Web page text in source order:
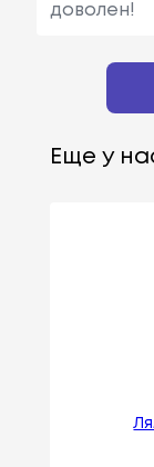
доволен!
Еще у